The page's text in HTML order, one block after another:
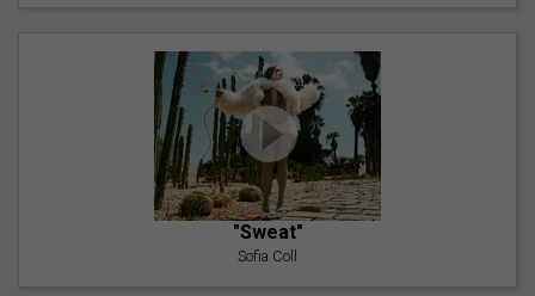
"Sweat"
Sofia Coll